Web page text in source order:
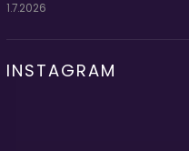
1.7.2026
INSTAGRAM